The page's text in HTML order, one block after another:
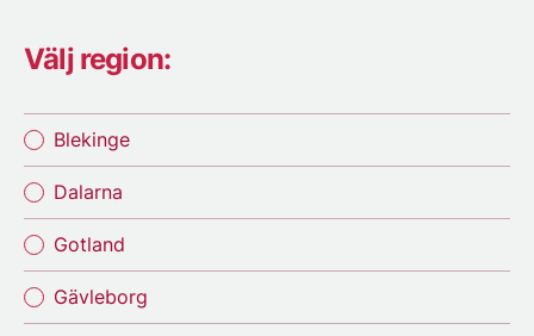
Välj region:
Blekinge
Dalarna
Gotland
Gävleborg